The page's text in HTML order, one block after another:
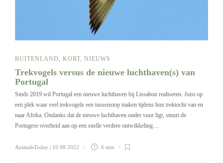
BUITENLAND, KORT, NIEUWS
Trekvogels versus de nieuwe luchthaven(s) van
Portugal
Sinds 2019 wil Portugal een nieuwe luchthaven bij Lissabon realiseren. Juist op
een plek waar veel trekvogels een tussenstop maken tijdens hun trektocht van en
naar Afrika. Ondanks dat de nieuwe luchthaven onder vuur ligt, stuurt de
Portugese overheid aan op een snelle verdere ontwikkeling…
AnimalsToday | 10 08 2022 6 min